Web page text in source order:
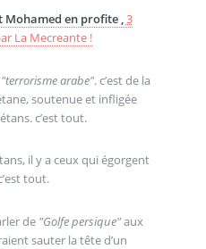
Mohamed en profite ,3
La Mecreante !
"terrorisme arabe". c’est de la
soutenue et infligée
c’est tout.
il y a ceux qui égorgent
tout.
de "Golfe persique"aux
sauter la tête d’un